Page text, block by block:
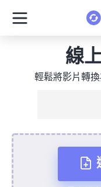
線
輕鬆將影片轉